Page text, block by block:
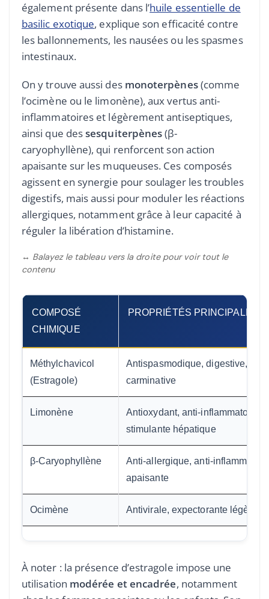
également présente dans l’huile essentielle de
basilic exotique, explique son efficacité contre
les ballonnements, les nausées ou les spasmes
intestinaux.
On y trouve aussi des monoterpènes(comme
l’ocimène ou le limonène), aux vertus anti-
inflammatoires et légèrement antiseptiques,
ainsi que dessesquiterpènes(β-
caryophyllène), qui renforcent son action
apaisante sur les muqueuses. Ces composés
agissent en synergie pour soulager les troubles
digestifs, mais aussi pour moduler les réactions
allergiques, notamment grâce à leur capacité à
réguler la libération d’histamine.
↔ Balayez le tableau vers la droite pour voir tout le
contenu
COMPOSÉ
CHIMIQUE
PROPRIÉTÉS PRINCIPALES
Méthylchavicol
(Estragole)
Antispasmodique, digestive,
carminative
Limonène
Antioxydant, anti-inflammatoire,
stimulante hépatique
β-Caryophyllène
Anti-allergique, anti-
apaisante
Ocimène Antivirale, expectorante légère
À noter : la présence d’estragole impose une
utilisation modérée et encadrée, notamment